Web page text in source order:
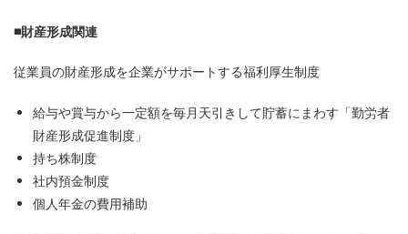
■財産形成関連
従業員の財産形成を企業がサポートする福利厚生制度
給与や賞与から一定額を毎月天引きして貯蓄にまわす「勤労者
財産形成促進制度」
持ち株制度
社内預金制度
個人年金の費用補助